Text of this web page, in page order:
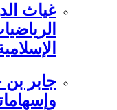
غياث
جابر بن